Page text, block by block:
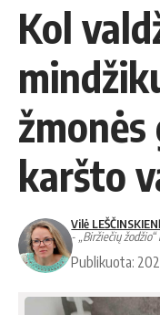
Kol
karšto
Vilė
- „Biržiečių
Publikuota: